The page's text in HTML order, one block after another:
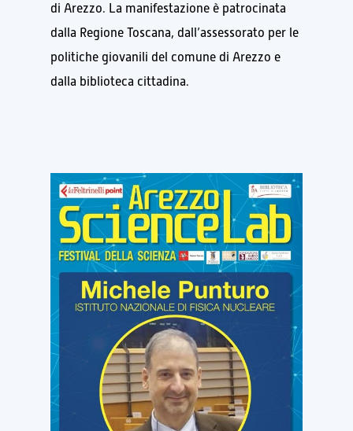
di Arezzo. La manifestazione è patrocinata
dalla Regione Toscana, dall’assessorato per le
politiche giovanili del comune di Arezzo e
dalla biblioteca cittadina.